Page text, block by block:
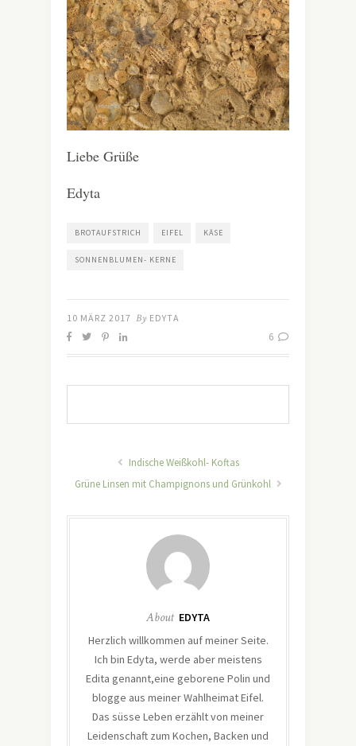
Liebe Grüße
Edyta
BROTAUFSTRICH EIFEL KÄSE
SONNENBLUMEN- KERNE
10 MÄRZ 2017 By EDYTA
6
Indische Weißkohl- Koftas
Grüne Linsen mit Champignons und Grünkohl
About EDYTA
Herzlich willkommen auf meiner Seite.
Ich bin Edyta, werde aber meistens
Edita genannt,eine geborene Polin und
blogge aus meiner Wahlheimat Eifel.
Das süsse Leben erzählt von meiner
Leidenschaft zum Kochen, Backen und